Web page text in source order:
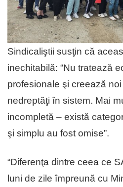
Sindicaliştii susţin că
inechitabilă: “Nu tratează
profesionale şi creează
nedreptăţi în sistem. Mai
incompletă – există
şi simplu au fost omise”.
“Diferenţa dintre ceea ce
luni de zile împreună cu